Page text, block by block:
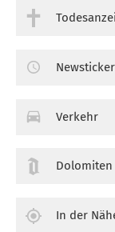
Newsticker
Verkehr
Dolomiten
In der